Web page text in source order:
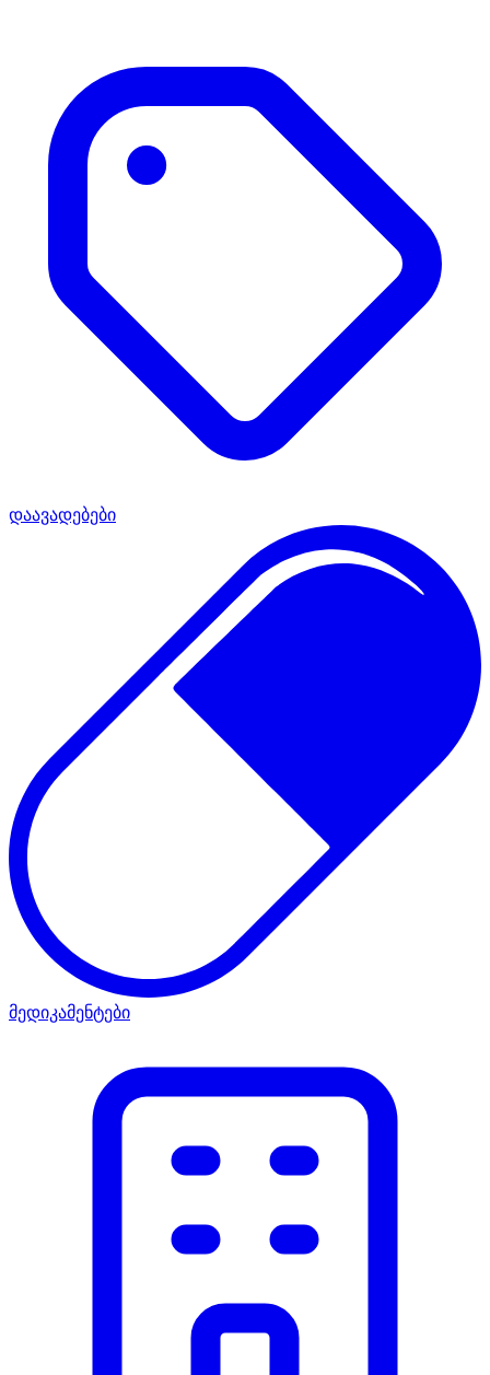
დაავადებები
მედიკამენტები